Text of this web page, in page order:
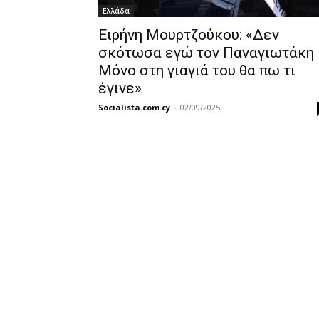
Ελλάδα
Ειρήνη Μουρτζούκου: «Δεν
σκότωσα εγώ τον Παναγιωτάκη
Μόνο στη γιαγιά του θα πω τι
έγινε»
Socialista.com.cy - 02/09/2025